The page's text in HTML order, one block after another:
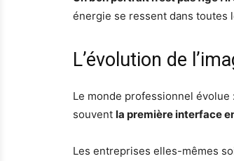
énergie se ressent dans toutes
L’évolution de
Le monde professionnel
souvent la première interface
Les entreprises elles-mêmes